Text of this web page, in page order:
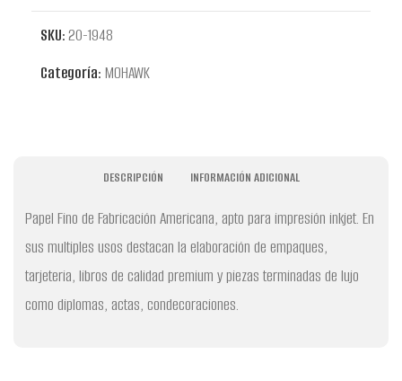
SKU:20-1948
Categoría: MOHAWK
DESCRIPCIÓN INFORMACIÓN ADICIONAL
Papel Fino de Fabricación Americana, apto para impresión inkjet. En
sus multiples usos destacan la elaboración de empaques,
tarjeteria, libros de calidad premium y piezas terminadas de lujo
como diplomas, actas, condecoraciones.